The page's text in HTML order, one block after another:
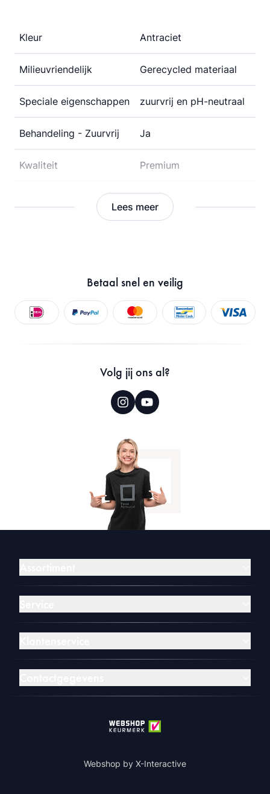
Kleur Antraciet
Milieuvriendelijk Gerecycled materiaal
Speciale eigenschappen zuurvrij en pH-neutraal
Behandeling - Zuurvrij Ja
Kwaliteit Premium
Nee
meestal in combinatie
gebruikt.
Kleur binnenkern Witte kern, white core
Portrait and Landscape
Ja
Lees meer
Betaal snel en veilig
Volg jij ons al?
Webshop by X-Interactive